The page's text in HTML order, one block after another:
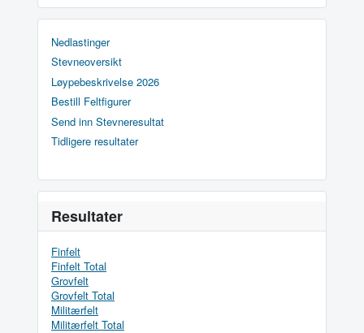
Nedlastinger
Stevneoversikt
Løypebeskrivelse 2026
Bestill Feltfigurer
Send inn Stevneresultat
Tidligere resultater
Resultater
Finfelt
Finfelt Total
Grovfelt
Grovfelt Total
Militærfelt
Militærfelt Total